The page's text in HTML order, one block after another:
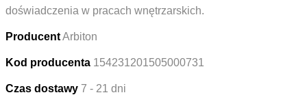
doświadczenia w pracach wnętrzarskich.
Producent Arbiton
Kod producenta 154231201505000731
Czas dostawy 7 - 21 dni